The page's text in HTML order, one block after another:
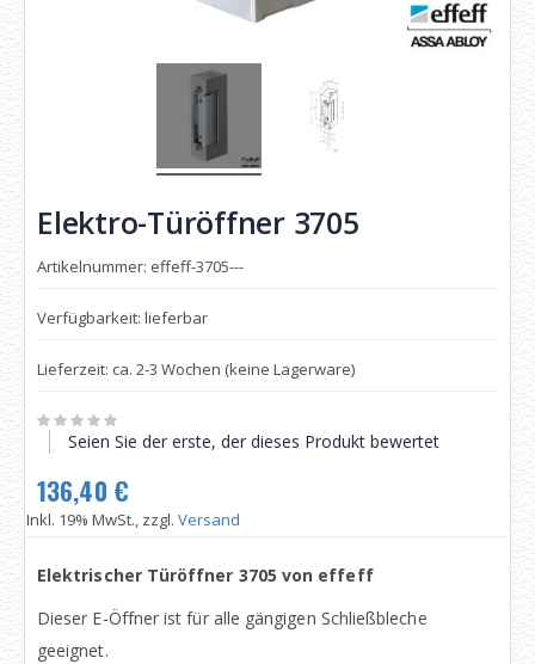
Elektro-Türöffner 3705
Artikelnummer: effeff-3705---
Verfügbarkeit: lieferbar
Lieferzeit: ca. 2-3 Wochen (keine Lagerware)
Seien Sie der erste, der dieses Produkt bewertet
136,40 €
Inkl. 19% MwSt., zzgl. Versand
Elektrischer Türöffner 3705 von effeff
Dieser E-Öffner ist für alle gängigen Schließbleche
geeignet.